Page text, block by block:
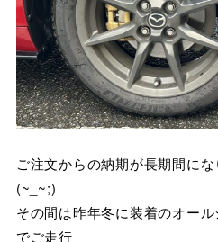
ご注文からの納期が長期間に
(~_~;)
その間は昨年冬に装着のオー
でご走行